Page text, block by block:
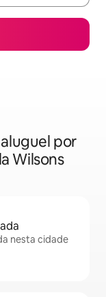
por
Wilsons
nesta cidade